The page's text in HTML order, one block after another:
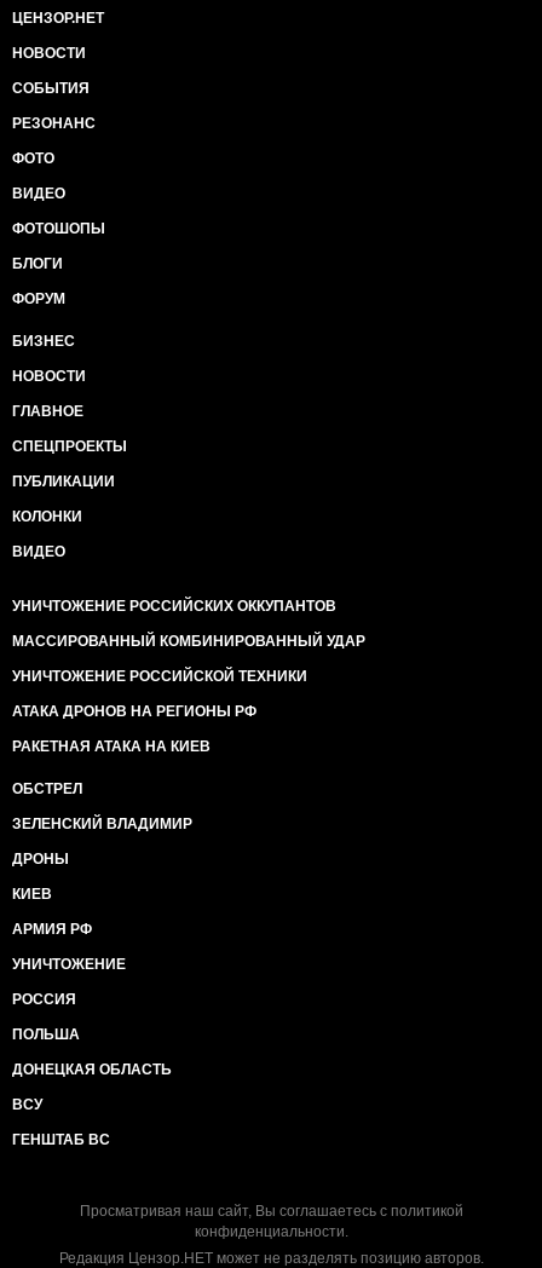
ЦЕНЗОР.НЕТ
НОВОСТИ
СОБЫТИЯ
РЕЗОНАНС
ФОТО
ВИДЕО
ФОТОШОПЫ
БЛОГИ
ФОРУМ
БИЗНЕС
НОВОСТИ
ГЛАВНОЕ
СПЕЦПРОЕКТЫ
ПУБЛИКАЦИИ
КОЛОНКИ
ВИДЕО
УНИЧТОЖЕНИЕ РОССИЙСКИХ ОККУПАНТОВ
МАССИРОВАННЫЙ КОМБИНИРОВАННЫЙ УДАР
УНИЧТОЖЕНИЕ РОССИЙСКОЙ ТЕХНИКИ
АТАКА ДРОНОВ НА РЕГИОНЫ РФ
РАКЕТНАЯ АТАКА НА КИЕВ
ОБСТРЕЛ
ЗЕЛЕНСКИЙ ВЛАДИМИР
ДРОНЫ
КИЕВ
АРМИЯ РФ
УНИЧТОЖЕНИЕ
РОССИЯ
ПОЛЬША
ДОНЕЦКАЯ ОБЛАСТЬ
ВСУ
ГЕНШТАБ ВС
Просматривая наш сайт, Вы соглашаетесь с политикой
конфиденциальности.
Редакция Цензор.НЕТ может не разделять позицию авторов.